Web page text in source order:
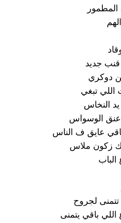
المطمور
جديد
دوكري
اللي تبغي
النخاس
الوسواس
عايق ف الناس
زكون ملاس
الباب
لجروح
اللي باقي يتمنى